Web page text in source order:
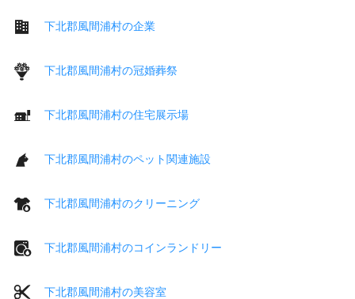
下北郡風間浦村の企業
下北郡風間浦村の冠婚葬祭
下北郡風間浦村の住宅展示場
下北郡風間浦村のペット関連施設
下北郡風間浦村のクリーニング
下北郡風間浦村のコインランドリー
下北郡風間浦村の美容室